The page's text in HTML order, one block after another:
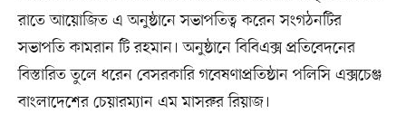
রাতে আয়োজিত এ অনুষ্ঠানে সভাপতিত্ব করেন সংগঠনটির
সভাপতি কামরান টি রহমান। অনুষ্ঠানে বিবিএক্স প্রতিবেদনের
বিস্তারিত তুলে ধরেন বেসরকারি গবেষণাপ্রতিষ্ঠান পলিসি এক্সচেঞ্জ
বাংলাদেশের চেয়ারম্যান এম মাসরুর রিয়াজ।